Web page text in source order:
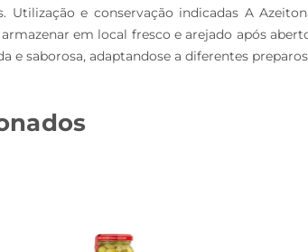
Utilização e conservação indicadas A
em local fresco e arejado após
e saborosa, adaptandose a diferentes